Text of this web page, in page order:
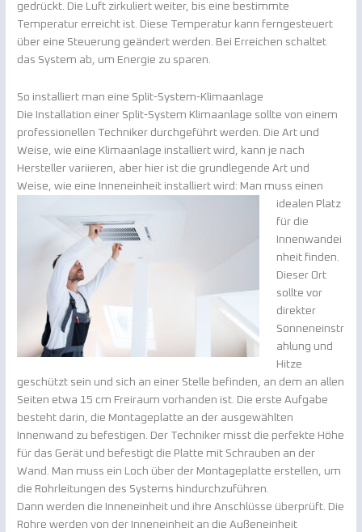
gedrückt. Die Luft zirkuliert weiter, bis eine bestimmte
Temperatur erreicht ist. Diese Temperatur kann ferngesteuert
über eine Steuerung geändert werden. Bei Erreichen schaltet
das System ab, um Energie zu sparen.
So installiert man eine Split-System-Klimaanlage
Die Installation einer Split-System Klimaanlage sollte von einem
professionellen Techniker durchgeführt werden. Die Art und
Weise, wie eine Klimaanlage installiert wird, kann je nach
Hersteller variieren, aber hier ist die grundlegende Art und
Weise, wie eine Inneneinheit installiert wird: Man muss einen
idealen Platz
für die
Innenwandei
nheit finden.
Dieser Ort
sollte vor
direkter
Sonneneinstr
ahlung und
Hitze
geschützt sein und sich an einer Stelle befinden, an dem an allen
Seiten etwa 15 cm Freiraum vorhanden ist. Die erste Aufgabe
besteht darin, die Montageplatte an der ausgewählten
Innenwand zu befestigen. Der Techniker misst die perfekte Höhe
für das Gerät und befestigt die Platte mit Schrauben an der
Wand. Man muss ein Loch über der Montageplatte erstellen, um
die Rohrleitungen des Systems hindurchzuführen.
Dann werden die Inneneinheit und ihre Anschlüsse überprüft. Die
Rohre werden von der Inneneinheit an die Außeneinheit